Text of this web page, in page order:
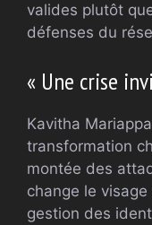
valides plutôt
défenses du
« Une crise
Kavitha
transformation
montée des
change le
gestion des